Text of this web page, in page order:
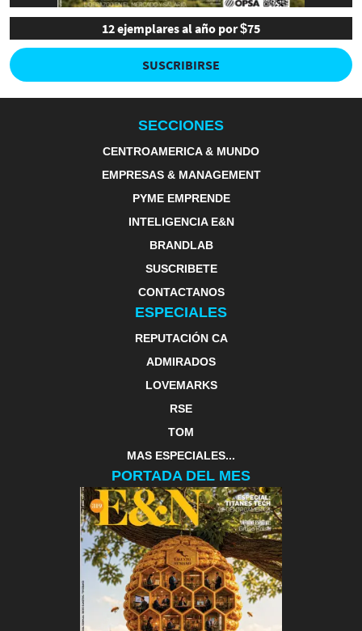
12 ejemplares al año por $75
SUSCRIBIRSE
SECCIONES
CENTROAMERICA & MUNDO
EMPRESAS & MANAGEMENT
PYME EMPRENDE
INTELIGENCIA E&N
BRANDLAB
SUSCRIBETE
CONTACTANOS
ESPECIALES
REPUTACIÓN CA
ADMIRADOS
LOVEMARKS
RSE
TOM
MAS ESPECIALES...
PORTADA DEL MES